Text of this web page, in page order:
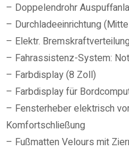
– Doppelendrohr
– Durchladeeinrichtung
– Elektr.
– Fahrassistenz-System:
– Farbdisplay (8 Zoll)
– Farbdisplay für
– Fensterheber elektrisch
Komfortschließung
– Fußmatten Velours mit